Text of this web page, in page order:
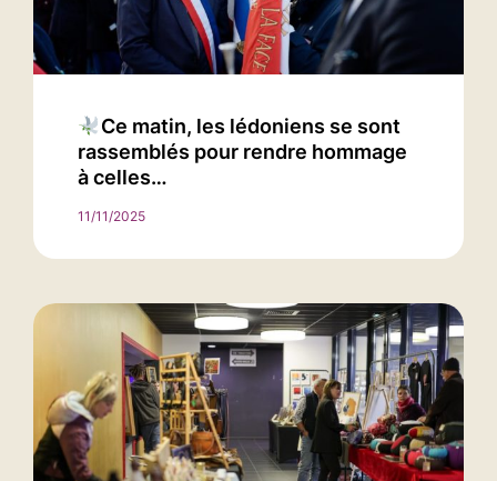
Ce matin, les lédoniens se sont
rassemblés pour rendre hommage
à celles…
11/11/2025